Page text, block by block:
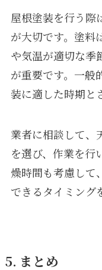
屋根塗装を行う際
が大切です。塗料
や気温が適切な季
が重要です。一般
装に適した時期と
業者に相談して、
を選び、作業を行
燥時間も考慮して
できるタイミング
5. まとめ